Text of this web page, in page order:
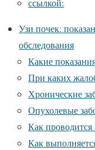
ссылкой:
Узи почек:
обследования
Какие
При каких
Хронические
Опухолевые
Как проводится
Как